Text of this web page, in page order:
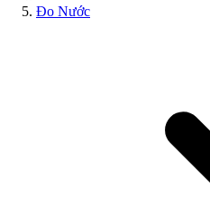
Đo Nước